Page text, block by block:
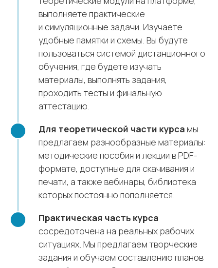
выполняете практические
и симуляционные задачи. Изучаете
удобные памятки и схемы. Вы будуте
пользоваться системой дистанционного
обучения, где будете изучать
материалы, выполнять задания,
проходить тесты и финальную
аттестацию.
Для теоретической части курса мы
предлагаем разнообразные материалы:
методические пособия и лекции в PDF-
формате, доступные для скачивания и
печати, а также вебинары, библиотека
которых постоянно пополняется.
Практическая часть курса
сосредоточена на реальных рабочих
ситуациях. Мы предлагаем творческие
задания и обучаем составлению планов